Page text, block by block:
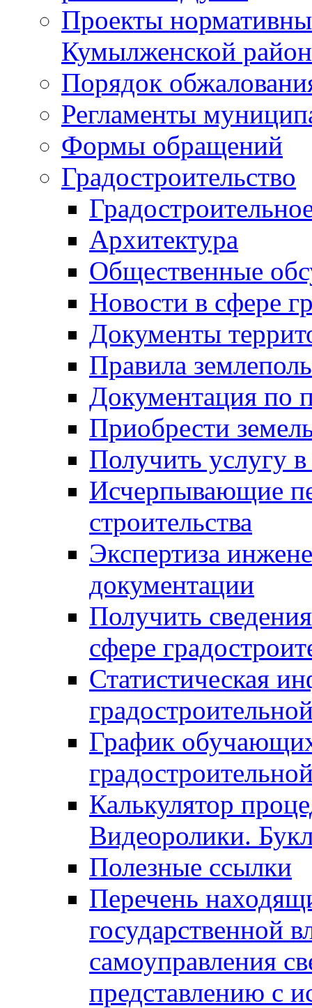
Проекты
Кумылженской
Порядок
Регламенты
Формы обращений
Градостроительство
Архитектура
Общественные
Новости в сфере
Документы
Правила
Документация по
Приобрести
Получить услугу в
Исчерпывающие
строительства
Экспертиза
документации
Получить
сфере
Статистическая
График
Калькулятор
Видеоролики.
Полезные ссылки
Перечень
государственной
самоуправления
представлению с